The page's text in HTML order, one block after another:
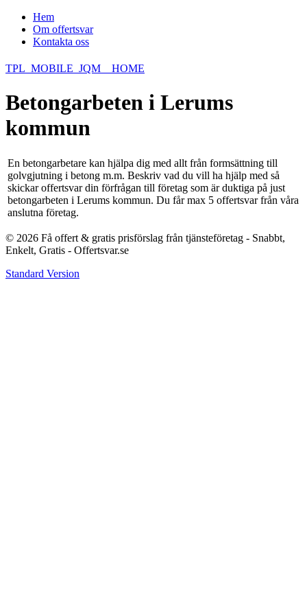
Hem
Om offertsvar
Kontakta oss
TPL_MOBILE_JQM__HOME
Betongarbeten i Lerums
kommun
En betongarbetare kan hjälpa dig med allt från formsättning till
golvgjutning i betong m.m. Beskriv vad du vill ha hjälp med så
skickar offertsvar din förfrågan till företag som är duktiga på just
betongarbeten i Lerums kommun. Du får max 5 offertsvar från våra
anslutna företag.
© 2026 Få offert & gratis prisförslag från tjänsteföretag - Snabbt,
Enkelt, Gratis - Offertsvar.se
Standard Version